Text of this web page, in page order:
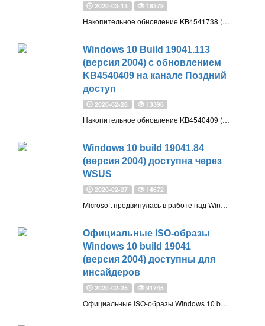
2020-03-13 18379
Накопительное обновление KB4541738 (Build 19041.153) для Windows 10, версия 2004 (20H1) доступно для участников программы Windows Insider с приоритетом обновления Поздний доступ
Windows 10 Build 19041.113
(версия 2004) с обновлением
KB4540409 на канале Поздний
доступ
2020-02-28 13396
Накопительное обновление KB4540409 (Build 19041.113) для Windows 10, версия 2004 (20H1) доступно для участников программы Windows Insider с приоритетом обновления Поздний доступ
Windows 10 build 19041.84
(версия 2004) доступна через
WSUS
2020-02-27 14672
Microsoft продвинулась в работе над Windows 10, версия 2004 (20H1). Компания объявила, что IT администраторы теперь могут распространять сборку 19041.84 в своих организациях через службу Windows Server Update Services (WSUS)
Официальные ISO-образы
Windows 10 build 19041
(версия 2004) доступны для
инсайдеров
2020-02-25 91745
Официальные ISO-образы Windows 10 build 19041.84 (версия 2004) доступны для загрузки на сайте программы Windows Insider. Считается, что build 19041 – это RTM-сборка 20H1, которая станет общедоступна в апреле-мае 2020 года